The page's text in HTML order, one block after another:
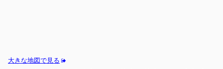
大きな地図で見る